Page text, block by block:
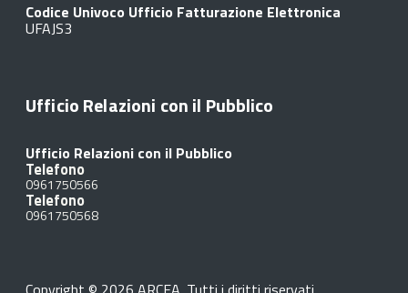
Codice Univoco Ufficio Fatturazione Elettronica
UFAJS3
Ufficio Relazioni con il Pubblico
Ufficio Relazioni con il Pubblico
Telefono
0961750566
Telefono
0961750568